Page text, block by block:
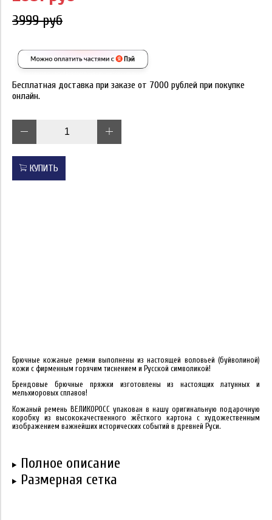
3999 руб
Бесплатная доставка при заказе от 7000 рублей при покупке
онлайн.
КУПИТЬ
Брючные кожаные ремни выполнены из настоящей воловьей (буйволиной)
кожи с фирменным горячим тиснением и Русской символикой!
Брендовые брючные пряжки изготовлены из настоящих латунных и
мельхиоровых сплавов!
Кожаный ремень ВЕЛИКОРОСС упакован в нашу оригинальную подарочную
коробку из высококачественного жёсткого картона с художественным
изображением важнейших исторических событий в древней Руси.
Полное описание
Размерная сетка